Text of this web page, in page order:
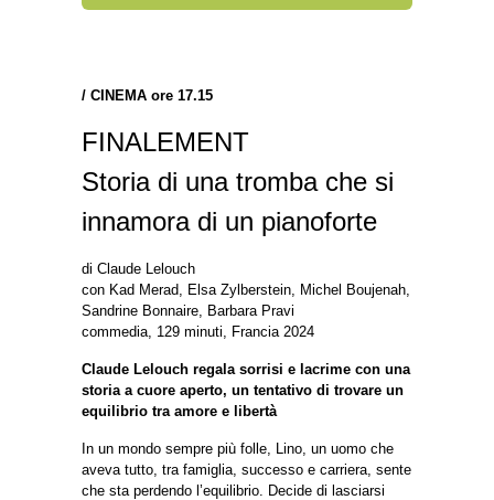
/ CINEMA ore 17.15
FINALEMENT
Storia di una tromba che si
innamora di un pianoforte
di Claude Lelouch
con Kad Merad, Elsa Zylberstein, Michel Boujenah,
Sandrine Bonnaire, Barbara Pravi
commedia, 129 minuti, Francia 2024
Claude Lelouch regala sorrisi e lacrime con una
storia a cuore aperto, un tentativo di trovare un
equilibrio tra amore e libertà
In un mondo sempre più folle, Lino, un uomo che
aveva tutto, tra famiglia, successo e carriera, sente
che sta perdendo l’equilibrio. Decide di lasciarsi